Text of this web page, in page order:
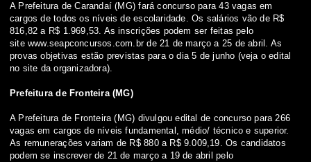
A Prefeitura de Carandaí (MG) fará concurso para 43 vagas em
cargos de todos os níveis de escolaridade. Os salários vão de R$
816,82 a R$ 1.969,53. As inscrições podem ser feitas pelo
sitewww.seapconcursos.com.brde 21 de março a 25 de abril. As
provas objetivas estão previstas para o dia 5 de junho (veja o edital
no site da organizadora).
Prefeitura de Fronteira (MG)
A Prefeitura de Fronteira (MG) divulgou edital de concurso para 266
vagas em cargos de níveis fundamental, médio/ técnico e superior.
As remunerações variam de R$ 880 a R$ 9.009,19. Os candidatos
podem se inscrever de 21 de março a 19 de abril pelo